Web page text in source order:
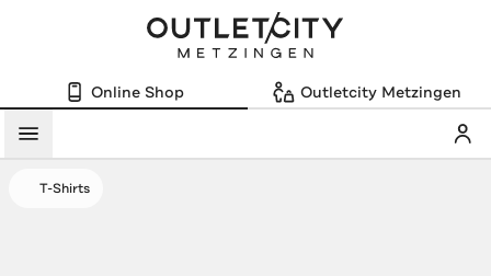
Online Shop Outletcity Metzingen
Menü
T-Shirts